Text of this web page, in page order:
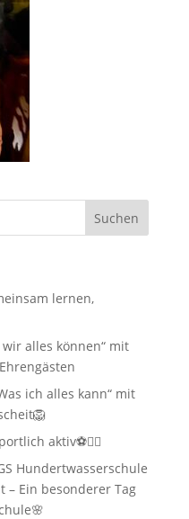
lernen,
wir alles können“ mit
ich alles kann“ mit
aktiv⚽🏃‍♂️
Hundertwasserschule
– Ein besonderer Tag